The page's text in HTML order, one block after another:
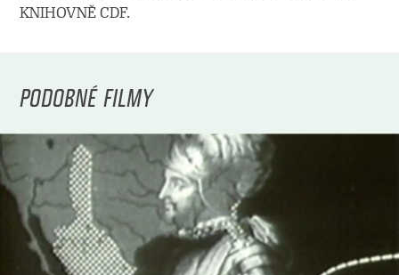
KNIHOVNĚ CDF.
PODOBNÉ FILMY